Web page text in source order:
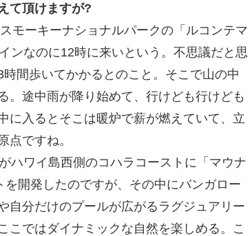
て頂けますが?
モーキーナショナルパークの「ルコンテマ
ンなのに12時に来いという。不思議だと思
間歩いてかかるとのこと。そこで山の中
。途中雨が降り始めて、行けども行けども
に入るとそこは暖炉で薪が燃えていて、立
点ですね。
ハワイ島西側のコハラコーストに「マウナ
開発したのですが、その中にバンガロー
自分だけのプールが広がるラグジュアリー
こではダイナミックな自然を楽しめる。こ